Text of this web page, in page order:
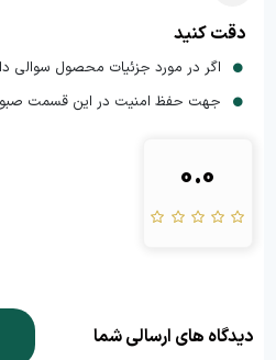
دقت کنید
اگر در مورد جزئیات محصول سوالی
جهت حفظ امنیت در این قسمت
0.0
دیدگاه های ارسالی شما